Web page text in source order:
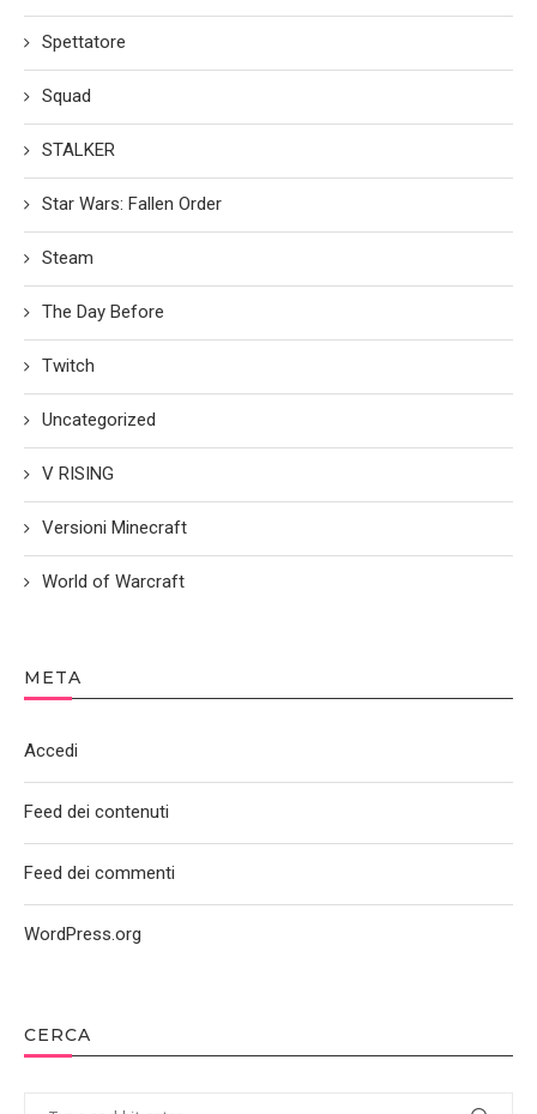
CERCA
Spettatore
Squad
STALKER
Star Wars: Fallen Order
Steam
The Day Before
Twitch
Uncategorized
V RISING
Versioni Minecraft
World of Warcraft
META
Accedi
Feed dei contenuti
Feed dei commenti
WordPress.org